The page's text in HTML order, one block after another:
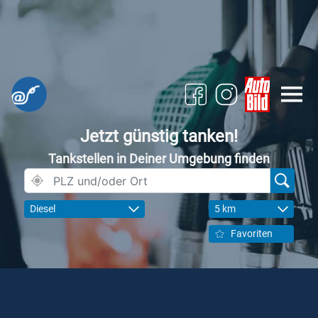
Jetzt günstig tanken!
Tankstellen in Deiner Umgebung finden
Diesel 5 km
Favoriten